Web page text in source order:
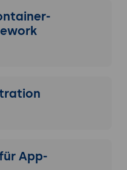
App-